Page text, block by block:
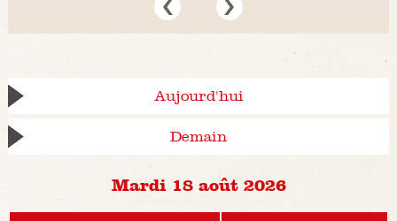
Aujourd'hui
Demain
Mardi 18 août 2026